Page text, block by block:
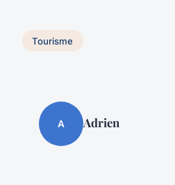
Tourisme
A Adrien